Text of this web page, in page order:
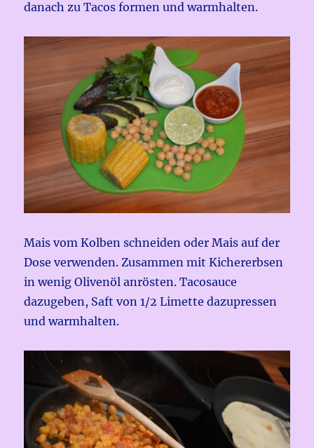
danach zu Tacos formen und warmhalten.
Mais vom Kolben schneiden oder Mais auf der
Dose verwenden. Zusammen mit Kichererbsen
in wenig Olivenöl anrösten. Tacosauce
dazugeben, Saft von 1/2 Limette dazupressen
und warmhalten.